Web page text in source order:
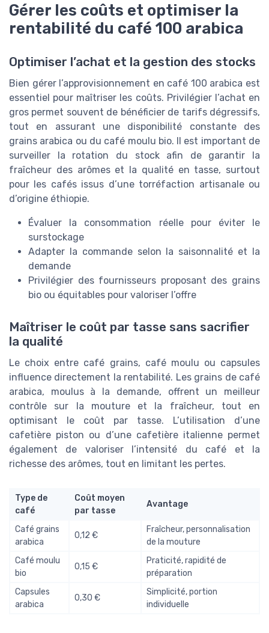
Gérer les coûts et optimiser la
rentabilité du café 100 arabica
Optimiser l’achat et la gestion des stocks
Bien gérer l’approvisionnement en café 100 arabica est
essentiel pour maîtriser les coûts. Privilégier l’achat en
gros permet souvent de bénéficier de tarifs dégressifs,
tout en assurant une disponibilité constante des
grains arabica ou du café moulu bio. Il est important de
surveiller la rotation du stock afin de garantir la
fraîcheur des arômes et la qualité en tasse, surtout
pour les cafés issus d’une torréfaction artisanale ou
d’origine éthiopie.
Évaluer la consommation réelle pour éviter le
surstockage
Adapter la commande selon la saisonnalité et la
demande
Privilégier des fournisseurs proposant des grains
bio ou équitables pour valoriser l’offre
Maîtriser le coût par tasse sans sacrifier
la qualité
Le choix entre café grains, café moulu ou capsules
influence directement la rentabilité. Les grains de café
arabica, moulus à la demande, offrent un meilleur
contrôle sur la mouture et la fraîcheur, tout en
optimisant le coût par tasse. L’utilisation d’une
cafetière piston ou d’une cafetière italienne permet
également de valoriser l’intensité du café et la
richesse des arômes, tout en limitant les pertes.
Type de
café
Coût moyen
par tasse
Avantage
Café grains
arabica
0,12 €
Fraîcheur, personnalisation
de la mouture
Café moulu
bio
0,15 €
Praticité, rapidité de
préparation
Capsules
arabica
0,30 €
Simplicité, portion
individuelle